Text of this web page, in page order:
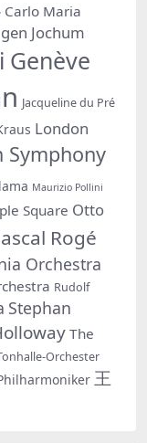
Carlo Maria
Jochum
Genève
Jacqueline du Pré
London
Symphony
Maurizio Pollini
Square Otto
Rogé
Orchestra
Rudolf
Stephan
The
Orchester
王